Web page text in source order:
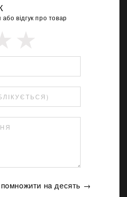
відгук про товар
нa десять →